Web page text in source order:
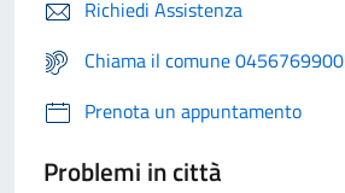
Richiedi Assistenza
Chiama il comune 0456769900
Prenota un appuntamento
Problemi in città